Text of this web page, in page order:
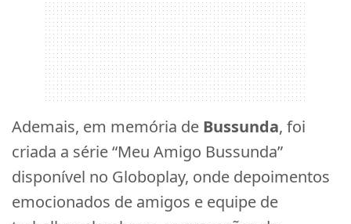
Ademais, em memória de Bussunda, foi
criada a série “Meu Amigo Bussunda”
disponível no Globoplay, onde depoimentos
emocionados de amigos e equipe de